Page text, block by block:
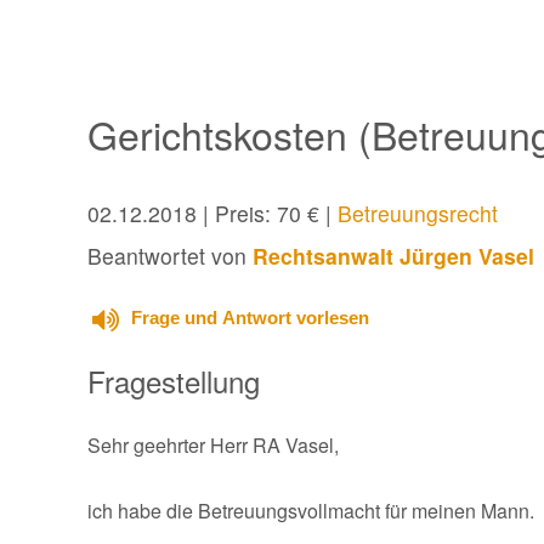
Gerichtskosten
02.12.2018 | Preis: 70 € | Betreuungsrecht
Beantwortet von Rechtsanwalt Jürgen Vasel
Frage und Antwort vorlesen
Fragestellung
Sehr geehrter Herr RA Vasel,
ich habe die Betreuungsvollmacht für meinen Mann.